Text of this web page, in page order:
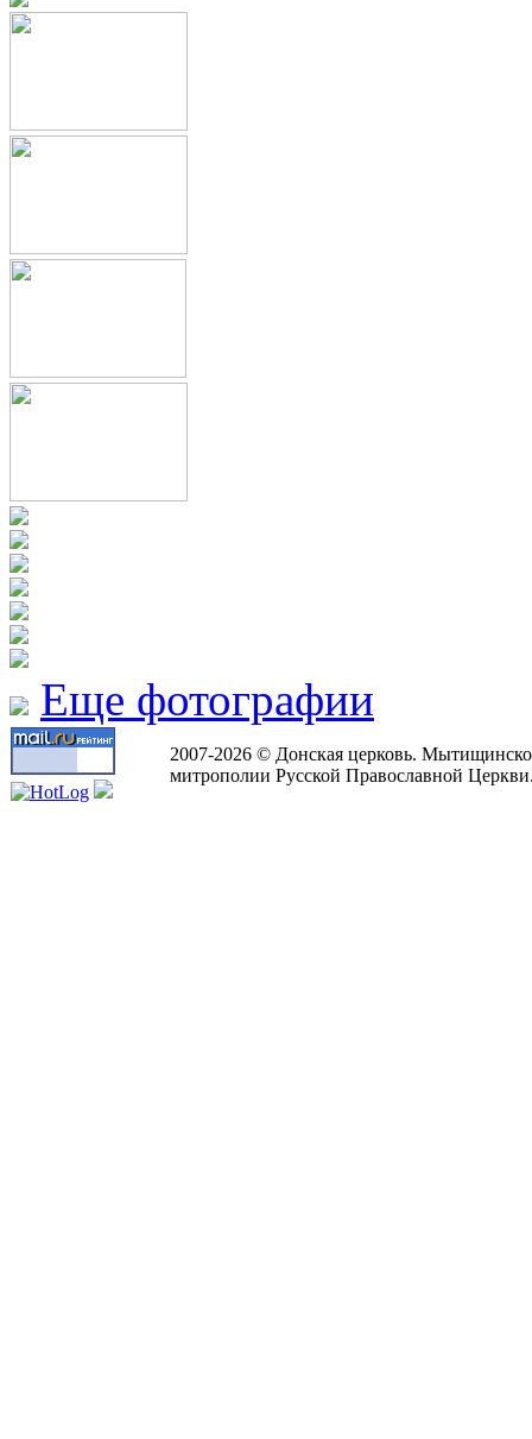
Еще фотографии
2007-2026 © Донская церковь.
митрополии Русской Православной